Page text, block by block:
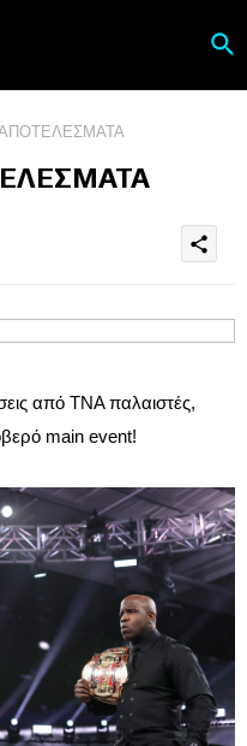
ΑΠΟΤΕΛΕΣΜΑΤΑ
share
από TNA παλαιστές,
main event!